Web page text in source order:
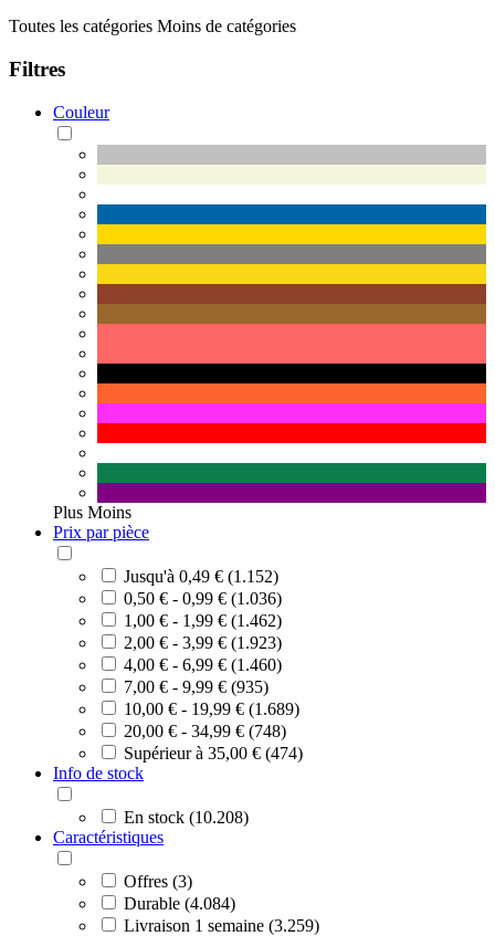
Toutes les catégories Moins de catégories
Filtres
Couleur
Plus Moins
Prix par pièce
Jusqu'à 0,49 € (1.152)
0,50 € - 0,99 € (1.036)
1,00 € - 1,99 € (1.462)
2,00 € - 3,99 € (1.923)
4,00 € - 6,99 € (1.460)
7,00 € - 9,99 € (935)
10,00 € - 19,99 € (1.689)
20,00 € - 34,99 € (748)
Supérieur à 35,00 € (474)
Info de stock
En stock (10.208)
Caractéristiques
Offres (3)
Durable (4.084)
Livraison 1 semaine (3.259)